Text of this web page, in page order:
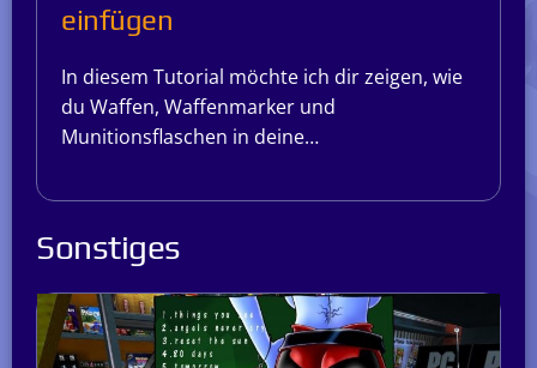
einfügen
In diesem Tutorial möchte ich dir zeigen, wie
du Waffen, Waffenmarker und
Munitionsflaschen in deine…
Sonstiges